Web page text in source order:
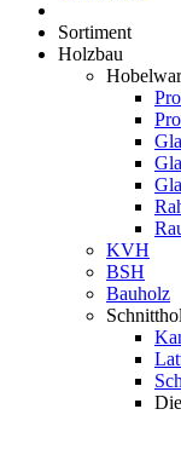
Sortiment
Holzbau
KVH
BSH
Bauholz